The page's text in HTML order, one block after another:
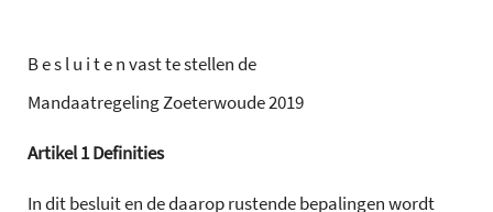
B e s l u i t e n vast te stellen de
Mandaatregeling Zoeterwoude 2019
Artikel1Definities
In dit besluit en de daarop rustende bepalingen wordt